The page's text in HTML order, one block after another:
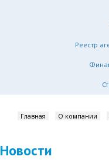
Реестр
Главная О компании
Новости